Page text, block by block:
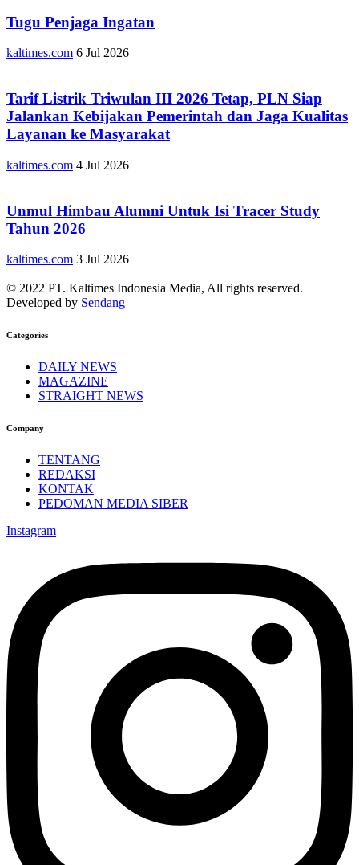
Tugu Penjaga Ingatan
kaltimes.com 6 Jul 2026
Tarif Listrik Triwulan III 2026 Tetap, PLN Siap
Jalankan Kebijakan Pemerintah dan Jaga Kualitas
Layanan ke Masyarakat
kaltimes.com 4 Jul 2026
Unmul Himbau Alumni Untuk Isi Tracer Study
Tahun 2026
kaltimes.com 3 Jul 2026
© 2022 PT. Kaltimes Indonesia Media, All rights reserved.
Developed by Sendang
Categories
DAILY NEWS
MAGAZINE
STRAIGHT NEWS
Company
TENTANG
REDAKSI
KONTAK
PEDOMAN MEDIA SIBER
Instagram